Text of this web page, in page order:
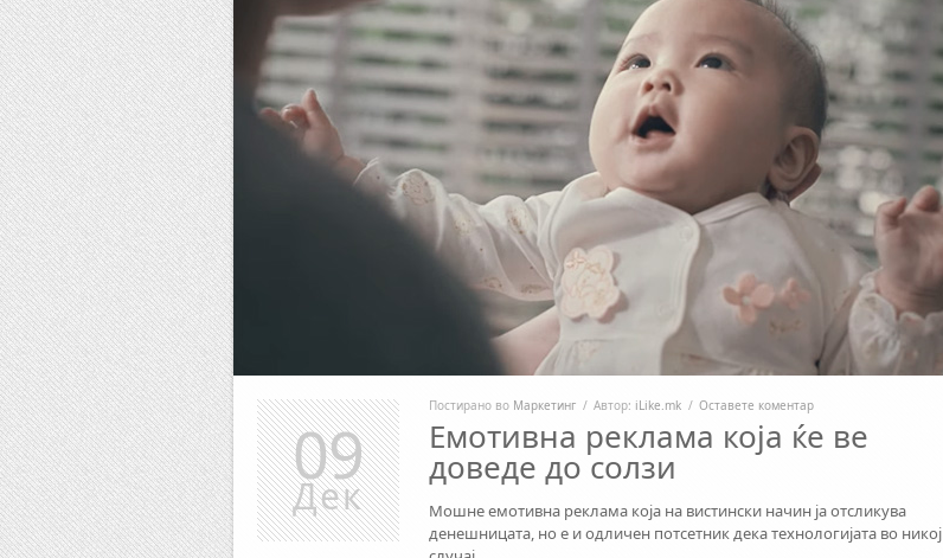
Постирано во Маркетинг / Автор: iLike.mk / Оставете коментар
Емотивна реклама која ќе ве
доведе до солзи
Мошне емотивна реклама која на вистински начин ја отсликува
денешницата, но е и одличен потсетник дека технологијата во никој
09
Дек